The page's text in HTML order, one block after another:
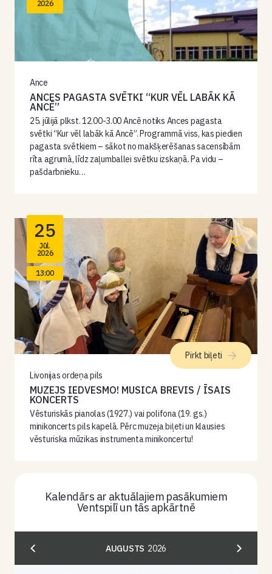
2026
Ance
ANCES PAGASTA SVĒTKI “KUR VĒL LABĀK KĀ
ANCĒ”
25. jūlijā plkst. 12.00-3.00 Ancē notiks Ances pagasta
svētki “Kur vēl labāk kā Ancē”. Programmā viss, kas piedien
pagasta svētkiem – sākot no makšķerēšanas sacensībām
rīta agrumā, līdz zaļumballei svētku izskaņā. Pa vidu –
pašdarbnieku…
25
Jūl.
2026
13:00
Livonijas ordeņa pils
MUZEJS IEDVESMO! MUSICA BREVIS / ĪSAIS
KONCERTS
Vēsturiskās pianolas (1927.) vai polifona (19. gs.)
minikoncerts pils kapelā. Pērc muzeja biļeti un klausies
vēsturiska mūzikas instrumenta minikoncertu!
Pirkt biļeti
Kalendārs ar aktuālajiem pasākumiem
Ventspilī un tās apkārtnē
AUGUSTS 2026